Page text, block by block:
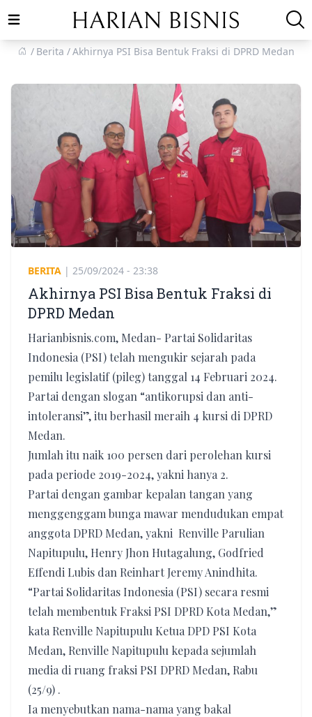
Open main menu
Berita
Akhirnya PSI Bisa Bentuk Fraksi di DPRD Medan
BERITA | 25/09/2024 - 23:38
Akhirnya PSI Bisa Bentuk Fraksi di
DPRD Medan
Harianbisnis.com, Medan- Partai Solidaritas
Indonesia (PSI) telah mengukir sejarah pada
pemilu legislatif (pileg) tanggal 14 Februari 2024.
Partai dengan slogan “antikorupsi dan anti-
intoleransi”, itu berhasil meraih 4 kursi di DPRD
Medan.
Jumlah itu naik 100 persen dari perolehan kursi
pada periode 2019-2024, yakni hanya 2.
Partai dengan gambar kepalan tangan yang
menggenggam bunga mawar mendudukan empat
anggota DPRD Medan, yakni Renville Parulian
Napitupulu, Henry Jhon Hutagalung, Godfried
Effendi Lubis dan Reinhart Jeremy Anindhita.
“Partai Solidaritas Indonesia (PSI) secara resmi
telah membentuk Fraksi PSI DPRD Kota Medan,”
kata Renville Napitupulu Ketua DPD PSI Kota
Medan, Renville Napitupulu kepada sejumlah
media di ruang fraksi PSI DPRD Medan, Rabu
(25/9) .
Ia menyebutkan nama-nama yang bakal